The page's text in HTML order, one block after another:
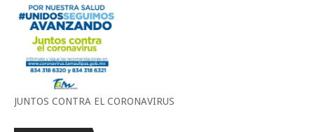
JUNTOS CONTRA EL CORONAVIRUS